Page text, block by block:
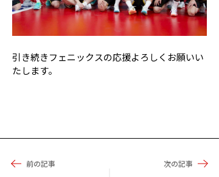
引き続きフェニックスの応援よろしくお願いい
たします。
前の記事 次の記事